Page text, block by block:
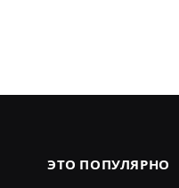
ЭТО ПОПУЛЯРНО